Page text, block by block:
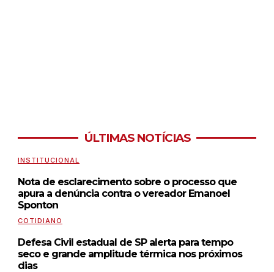
ÚLTIMAS NOTÍCIAS
INSTITUCIONAL
Nota de esclarecimento sobre o processo que
apura a denúncia contra o vereador Emanoel
Sponton
COTIDIANO
Defesa Civil estadual de SP alerta para tempo
seco e grande amplitude térmica nos próximos
dias